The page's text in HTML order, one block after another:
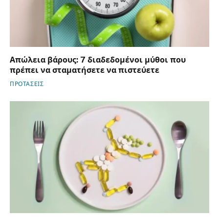
Απώλεια βάρους: 7 διαδεδομένοι μύθοι που
πρέπει να σταματήσετε να πιστεύετε
ΠΡΟΤΑΣΕΙΣ